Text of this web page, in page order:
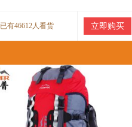
已有46612人看货 立即购买